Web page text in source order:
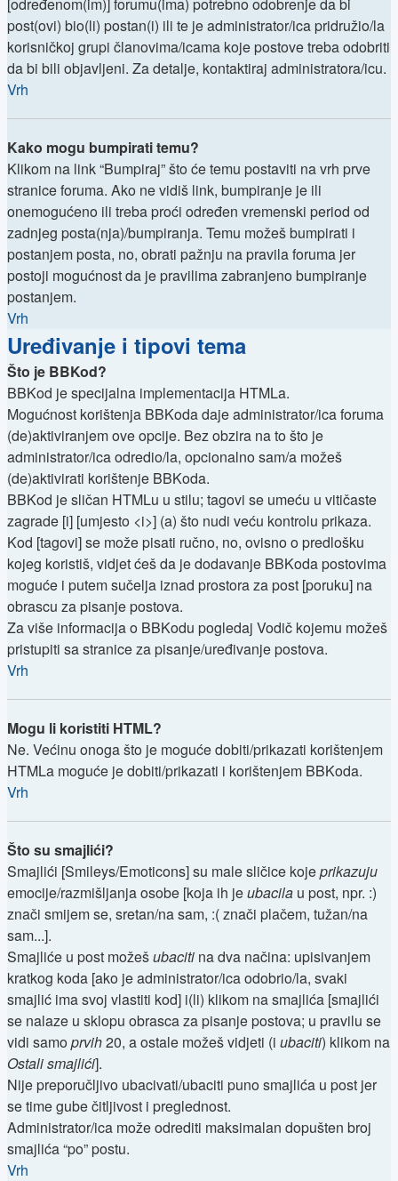
post(ovi) bio(li) postan(i) ili te je administrator/ica pridružio/la
korisničkoj grupi članovima/icama koje postove treba odobriti
da bi bili objavljeni. Za detalje, kontaktiraj administratora/icu.
Vrh
Kako mogu bumpirati temu?
Klikom na link “Bumpiraj” što će temu postaviti na vrh prve
stranice foruma. Ako ne vidiš link, bumpiranje je ili
onemogućeno ili treba proći određen vremenski period od
zadnjeg posta(nja)/bumpiranja. Temu možeš bumpirati i
postanjem posta, no, obrati pažnju na pravila foruma jer
postoji mogućnost da je pravilima zabranjeno bumpiranje
postanjem.
Vrh
Uređivanje i tipovi tema
Što je BBKod?
BBKod je specijalna implementacija HTMLa.
Mogućnost korištenja BBKoda daje administrator/ica foruma
(de)aktiviranjem ove opcije. Bez obzira na to što je
administrator/ica odredio/la, opcionalno sam/a možeš
(de)aktivirati korištenje BBKoda.
BBKod je sličan HTMLu u stilu; tagovi se umeću u vitičaste
zagrade [i] [umjesto <i>] (a) što nudi veću kontrolu prikaza.
Kod [tagovi] se može pisati ručno, no, ovisno o predlošku
kojeg koristiš, vidjet ćeš da je dodavanje BBKoda postovima
moguće i putem sučelja iznad prostora za post [poruku] na
obrascu za pisanje postova.
Za više informacija o BBKodu pogledaj Vodič kojemu možeš
pristupiti sa stranice za pisanje/uređivanje postova.
Vrh
Mogu li koristiti HTML?
Ne. Većinu onoga što je moguće dobiti/prikazati korištenjem
HTMLa moguće je dobiti/prikazati i korištenjem BBKoda.
Vrh
Što su smajlići?
Smajlići [Smileys/Emoticons] su male sličice kojeprikazuju
emocije/razmišljanja osobe [koja ih jeubacila u post, npr. :)
znači smijem se, sretan/na sam, :( znači plačem, tužan/na
sam...].
Smajliće u post možešubaciti na dva načina: upisivanjem
kratkog koda [ako je administrator/ica odobrio/la, svaki
smajlić ima svoj vlastiti kod] i(li) klikom na smajlića [smajlići
se nalaze u sklopu obrasca za pisanje postova; u pravilu se
vidi samo prvih20, a ostale možeš vidjeti (i ubaciti) klikom na
Ostali smajlići].
Nije preporučljivo ubacivati/ubaciti puno smajlića u post jer
se time gube čitljivost i preglednost.
Administrator/ica može odrediti maksimalan dopušten broj
smajlića “po” postu.
Vrh